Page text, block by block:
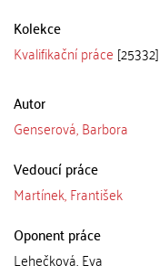
Kolekce
Kvalifikační práce [25332]
Autor
Genserová, Barbora
Vedoucí práce
Martínek, František
Oponent práce
Lehečková, Eva